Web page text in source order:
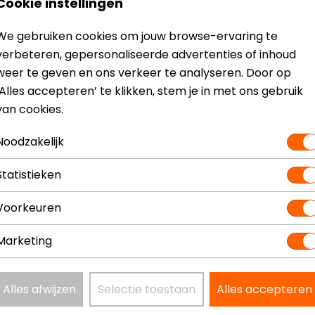
zool
dan
je het product bekijken & passen en staan onze
Model
Kleur
Materiaal
Leer
gebruiken cookies om jouw browse-ervaring te
gepersonaliseerde advertenties of inhoud
te geven en ons verkeer te analyseren. Door op
accepteren’ te klikken, stem je in met ons gebruik
cookies.
Alles afwijzen Selectie toestaan Alles accepteren